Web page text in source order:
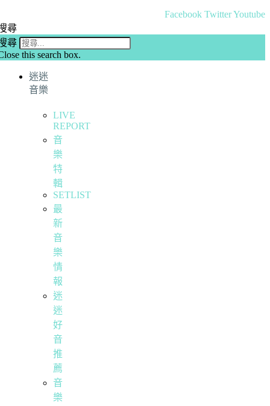
Facebook TwitterYoutube
尋
尋
this search box.
迷迷
音樂
LIVE
REPORT
音
樂
特
輯
SETLIST
最
新
音
樂
情
報
迷
迷
好
音
推
薦
音
樂